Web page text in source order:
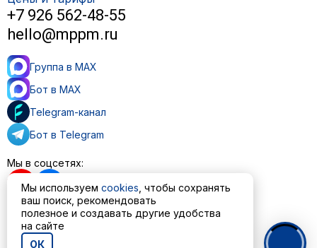
+7 926 562-48-55
hello@mppm.ru
Группа в MAX
Бот в MAX
Telegram-канал
Бот в Telegram
Мы в соцсетях:
Пользовательское соглашение
Политика обработки персональных данных
Мы используем cookies , чтобы сохранять
ваш поиск, рекомендовать
полезное и создавать другие удобства
на сайте
ОК